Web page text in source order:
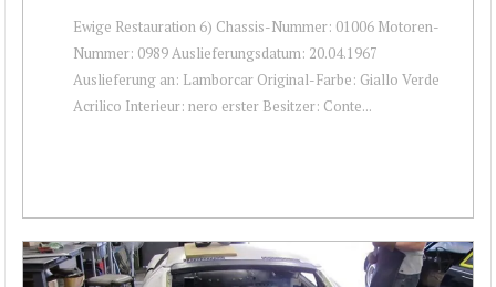
Ewige Restauration 6) Chassis-Nummer: 01006 Motoren-
Nummer: 0989 Auslieferungsdatum: 20.04.1967
Auslieferung an: Lamborcar Original-Farbe: Giallo Verde
Acrilico Interieur: nero erster Besitzer: Conte...